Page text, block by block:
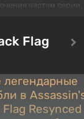
частям серии.
по задумке
Tec, должно
действия Fallout...
Flag